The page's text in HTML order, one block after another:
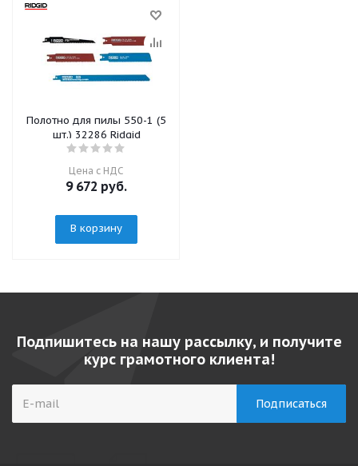
Полотно для пилы 550-1 (5
шт.) 32286 Ridgid
Цена с НДС
9 672 руб.
В корзину
Подпишитесь на нашу рассылку, и получите
курс грамотного клиента!